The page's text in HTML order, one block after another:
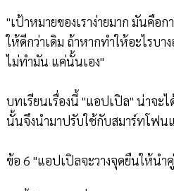
"เป้าหมายของเราง่ายมาก มันคื
ให้ดีกว่าเดิม ถ้าหากทำให้อะไรบา
ไม่ทำมัน แค่นั้นเอง"
บทเรียนเรื่องนี้ "แอปเปิล" น่าจะไ
นั้นจึงนำมาปรับใช้กับสมาร์ทโฟน
ข้อ 6 "แอปเปิลจะวางจุดยืนให้นำ